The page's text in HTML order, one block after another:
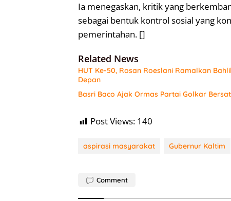
Ia menegaskan, kritik yang
sebagai bentuk kontrol sosial yang
pemerintahan. []
Related News
HUT Ke-50, Rosan Roeslani Ramalkan
Depan
Basri Baco Ajak Ormas Partai Golkar
Post Views: 140
aspirasi masyarakat Gubernur Kaltim
Comment